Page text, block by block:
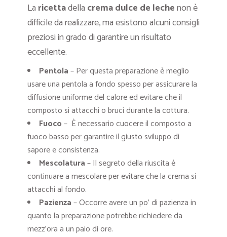
La ricettadella crema dulce de lechenon è
difficile da realizzare, ma esistono alcuni consigli
preziosi in grado di garantire un risultato
eccellente.
Pentola– Per questa preparazione è meglio
usare una pentola a fondo spesso per assicurare la
diffusione uniforme del calore ed evitare che il
composto si attacchi o bruci durante la cottura.
Fuoco– È necessario cuocere il composto a
fuoco basso per garantire il giusto sviluppo di
sapore e consistenza.
Mescolatura– Il segreto della riuscita è
continuare a mescolare per evitare che la crema si
attacchi al fondo.
Pazienza– Occorre avere un po’ di pazienza in
quanto la preparazione potrebbe richiedere da
mezz’ora a un paio di ore.